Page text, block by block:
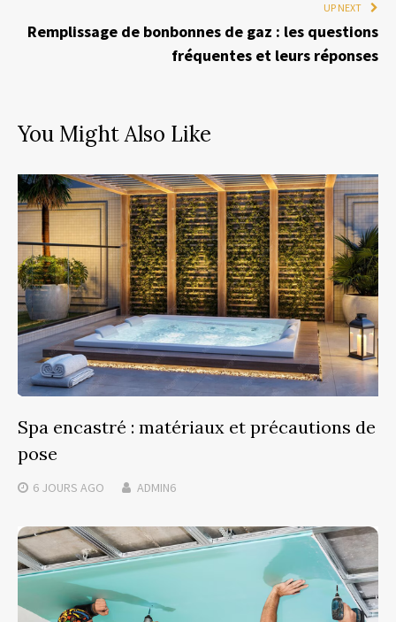
UP NEXT
Remplissage de bonbonnes de gaz : les questions
fréquentes et leurs réponses
You Might Also Like
Spa encastré : matériaux et précautions de
pose
6 JOURS AGO ADMIN6